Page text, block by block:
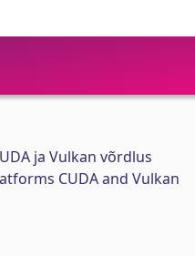
ja Vulkan võrdlus
CUDA and Vulkan